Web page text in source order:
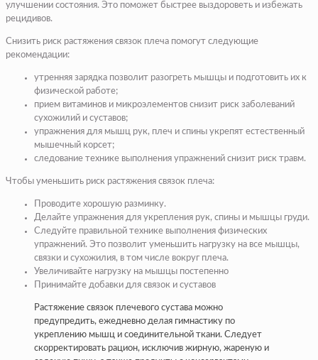
улучшении состояния. Это поможет быстрее выздороветь и избежать
рецидивов.
Снизить риск растяжения связок плеча помогут следующие
рекомендации:
утренняя зарядка позволит разогреть мышцы и подготовить их к
физической работе;
прием витаминов и микроэлементов снизит риск заболеваний
сухожилий и суставов;
упражнения для мышц рук, плеч и спины укрепят естественный
мышечный корсет;
следование технике выполнения упражнений снизит риск травм.
Чтобы уменьшить риск растяжения связок плеча:
Проводите хорошую разминку.
Делайте упражнения для укрепления рук, спины и мышцы груди.
Следуйте правильной технике выполнения физических
упражнений. Это позволит уменьшить нагрузку на все мышцы,
связки и сухожилия, в том числе вокруг плеча.
Увеличивайте нагрузку на мышцы постепенно
Принимайте добавки для связок и суставов
Растяжение связок плечевого сустава можно
предупредить, ежедневно делая гимнастику по
укреплению мышц и соединительной ткани. Следует
скорректировать рацион, исключив жирную, жареную и